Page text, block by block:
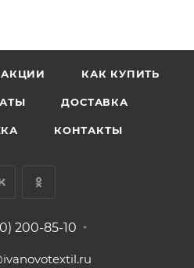
АКЦИИ КАК КУПИТЬ
ДОСТАВКА
КОНТАКТЫ
200-85-10